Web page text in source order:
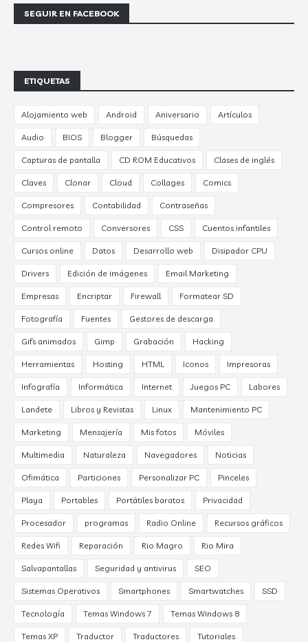
SEGUIR EN FACEBOOK
ETIQUETAS
Alojamiento web Android Aniversario Artículos
Audio BIOS Blogger Búsquedas
Capturas de pantalla CD ROM Educativos Clases de inglés
Claves Clonar Cloud Collages Comics
Compresores Contabilidad Contraseñas
Control remoto Conversores CSS Cuentos infantiles
Cursos online Datos Desarrollo web Disipador CPU
Drivers Edición de imágenes Email Marketing
Empresas Encriptar Firewall Formatear SD
Fotografía Fuentes Gestores de descarga
Gifs animados Gimp Grabación Hacking
Herramientas Hosting HTML Iconos Impresoras
Infografía Informática Internet Juegos PC Labores
Landete Libros y Revistas Linux Mantenimiento PC
Marketing Mensajería Mis fotos Móviles
Multimedia Naturaleza Navegadores Noticias
Ofimática Particiones Personalizar PC Pinceles
Playa Portables Portátiles baratos Privacidad
Procesador programas Radio Online Recursos gráficos
Redes Wifi Reparación Rio Magro Rio Mira
Salvapantallas Seguridad y antivirus SEO
Sistemas Operativos Smartphones Smartwatches SSD
Tecnología Temas Windows 7 Temas Windows 8
Temas XP Traductor Traductores Tutoriales